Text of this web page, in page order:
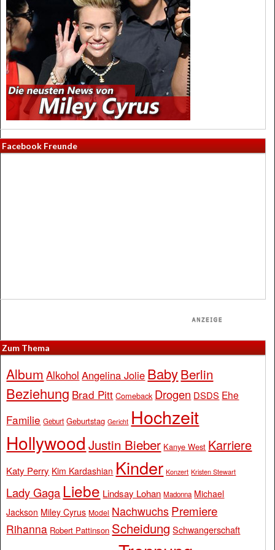
Facebook Freunde
Zum Thema
Album Alkohol Angelina Jolie BabyBerlin
Beziehung Brad Pitt Comeback Drogen DSDS Ehe
Familie Geburt Geburtstag Gericht Hochzeit
Hollywood Justin Bieber Kanye West Karriere
Katy Perry Kim Kardashian Kinder Konzert Kristen Stewart
Lady Gaga Liebe Lindsay Lohan Madonna Michael
Jackson Miley Cyrus Model Nachwuchs Premiere
Rihanna Robert Pattinson Scheidung Schwangerschaft